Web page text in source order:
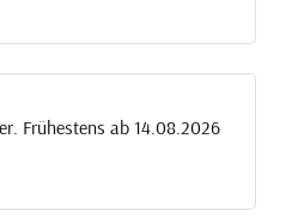
Frühestens ab 14.08.2026